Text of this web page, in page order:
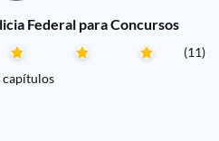
Federal para Concursos
(11)
capítulos